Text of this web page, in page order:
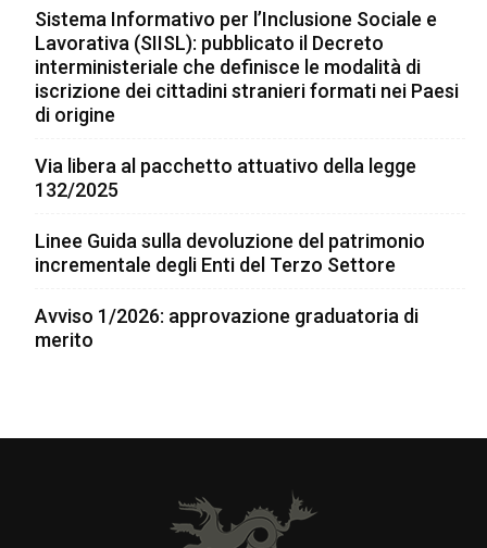
Sistema Informativo per l’Inclusione Sociale e
Lavorativa (SIISL): pubblicato il Decreto
interministeriale che definisce le modalità di
iscrizione dei cittadini stranieri formati nei Paesi
di origine
Via libera al pacchetto attuativo della legge
132/2025
Linee Guida sulla devoluzione del patrimonio
incrementale degli Enti del Terzo Settore
Avviso 1/2026: approvazione graduatoria di
merito